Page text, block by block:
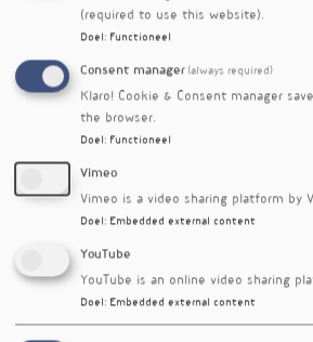
Na afloop kun je cliënten
het herstellen van hormonale
praktische en onderbouwde
< Vorig event [terug naar de agenda]
Event soort
opleiding
hybride (klassikaal/online)
Trefwoorden
orthomoleculair
(required to use this website).
Doel : Functioneel
Consent manager (always required)
Klaro! Cookie & Consent manager
the browser.
Doel : Functioneel
Vimeo
Vimeo is a video sharing platform by
Doel : Embedded external content
YouTube
YouTube is an online video sharing
Doel : Embedded external content